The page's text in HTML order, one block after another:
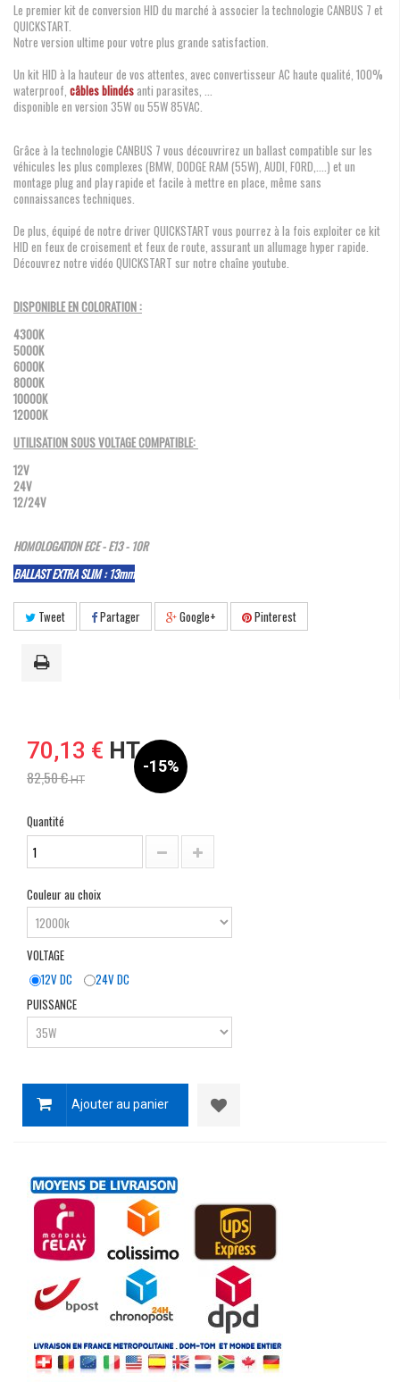
Le premier kit de conversion HID du marché à associer la technologie CANBUS 7 et
QUICKSTART.
Notre version ultime pour votre plus grande satisfaction.
Un kit HID à la hauteur de vos attentes, avec convertisseur AC haute qualité, 100%
waterproof, câbles blindés anti parasites, ...
disponible en version 35W ou 55W 85VAC.
Grâce à la technologie CANBUS 7 vous découvrirez un ballast compatible sur les
véhicules les plus complexes (BMW, DODGE RAM (55W), AUDI, FORD,....) et un
montage plug and play rapide et facile à mettre en place, même sans
connaissances techniques.
De plus, équipé de notre driver QUICKSTART vous pourrez à la fois exploiter ce kit
HID en feux de croisement et feux de route, assurant un allumage hyper rapide.
Découvrez notre vidéo QUICKSTART sur notre chaîne youtube.
DISPONIBLE EN COLORATION :
4300K
5000K
6000K
8000K
10000K
12000K
UTILISATION SOUS VOLTAGE COMPATIBLE:
12V
24V
12/24V
HOMOLOGATION ECE - E13 - 10R
BALLAST EXTRA SLIM : 13mm
Tweet Partager Google+ Pinterest
70,13 € HT
82,50 €HT
-15%
Quantité
Couleur au choix
VOLTAGE
12V DC
24V DC
PUISSANCE
Ajouter au panier